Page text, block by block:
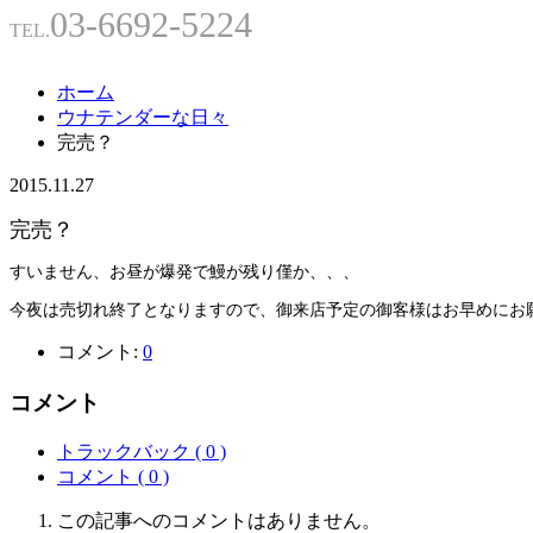
TEL.03-6692-5224
ホーム
ウナテンダーな日々
完売？
2015.11.27
完売？
すいません、お昼が爆発で鰻が残り僅か、、、
今夜は売切れ終了となりますので、御来店予定の御客様はお早めにお
コメント: 0
コメント
トラックバック ( 0 )
コメント ( 0 )
この記事へのコメントはありません。